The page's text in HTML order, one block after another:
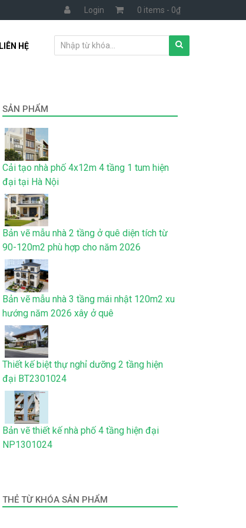
Login 0 items - 0₫
LIÊN HỆ
SẢN PHẨM
Cải tạo nhà phố 4x12m 4 tầng 1 tum hiện
đại tại Hà Nội
Bản vẽ mẫu nhà 2 tầng ở quê diện tích từ
90-120m2 phù hợp cho năm 2026
Bản vẽ mẫu nhà 3 tầng mái nhật 120m2 xu
hướng năm 2026 xây ở quê
Thiết kế biệt thự nghỉ dưỡng 2 tầng hiện
đại BT2301024
Bản vẽ thiết kế nhà phố 4 tầng hiện đại
NP1301024
THẺ TỪ KHÓA SẢN PHẨM